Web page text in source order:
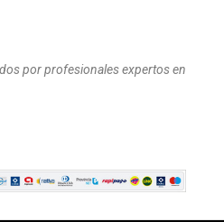
por profesionales expertos en